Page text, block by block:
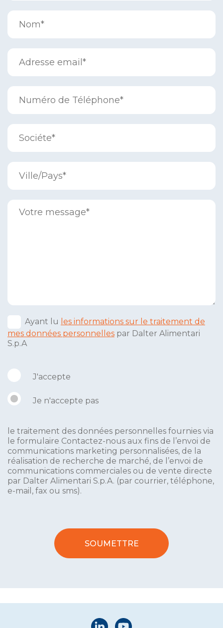
Ayant lu les informations sur le traitement de
mes données personnelles par Dalter Alimentari
S.p.A
J'accepte
Je n'accepte pas
le traitement des données personnelles fournies via
le formulaire Contactez-nous aux fins de l’envoi de
communications marketing personnalisées, de la
réalisation de recherche de marché, de l’envoi de
communications commerciales ou de vente directe
par Dalter Alimentari S.p.A. (par courrier, téléphone,
e-mail, fax ou sms).